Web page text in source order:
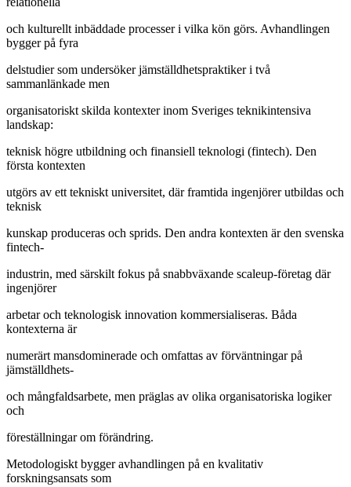
och kulturellt inbäddade processer i vilka kön görs. Avhandlingen
bygger på fyra
delstudier som undersöker jämställdhetspraktiker i två
sammanlänkade men
organisatoriskt skilda kontexter inom Sveriges teknikintensiva
landskap:
teknisk högre utbildning och finansiell teknologi (fintech). Den
första kontexten
utgörs av ett tekniskt universitet, där framtida ingenjörer utbildas och
teknisk
kunskap produceras och sprids. Den andra kontexten är den svenska
fintech-
industrin, med särskilt fokus på snabbväxande scaleup-företag där
ingenjörer
arbetar och teknologisk innovation kommersialiseras. Båda
kontexterna är
numerärt mansdominerade och omfattas av förväntningar på
jämställdhets-
och mångfaldsarbete, men präglas av olika organisatoriska logiker
och
föreställningar om förändring.
Metodologiskt bygger avhandlingen på en kvalitativ
forskningsansats som